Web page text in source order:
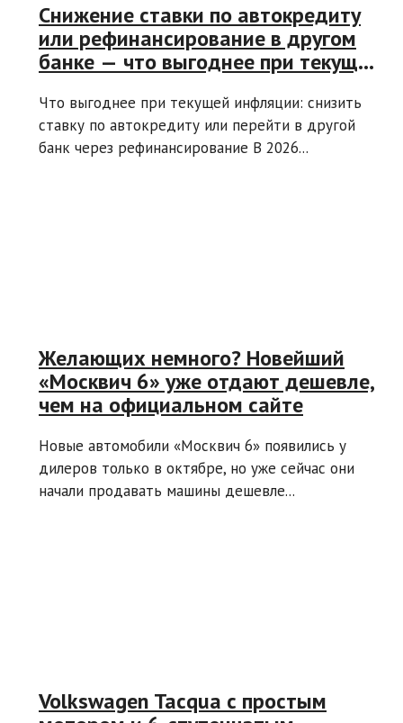
Снижение ставки по автокредиту
или рефинансирование в другом
банке — что выгоднее при текущей
Что выгоднее при текущей инфляции: снизить
ставку по автокредиту или перейти в другой
банк через рефинансирование В 2026...
Желающих немного? Новейший
«Москвич 6» уже отдают дешевле,
чем на официальном сайте
Новые автомобили «Москвич 6» появились у
дилеров только в октябре, но уже сейчас они
начали продавать машины дешевле...
Volkswagen Tacqua с простым